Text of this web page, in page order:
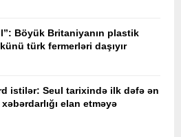
Böyük Britaniyanın plastik
türk fermerləri daşıyır
istilər: Seul tarixində ilk dəfə ən
elan etməyə